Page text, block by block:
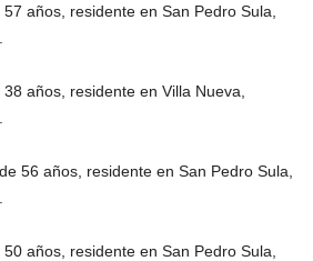
años, residente en San Pedro Sula,
años, residente en Villa Nueva,
56 años, residente en San Pedro Sula,
años, residente en San Pedro Sula,